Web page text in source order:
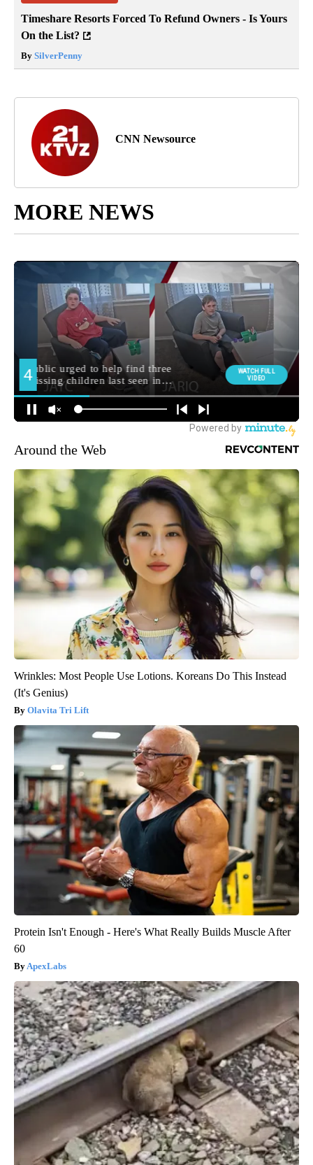
Timeshare Resorts Forced To Refund Owners - Is Yours
On the List?
By SilverPenny
CNN Newsource
MORE NEWS
Around the Web
Wrinkles: Most People Use Lotions. Koreans Do This Instead
(It's Genius)
Olavita Tri Lift
Protein Isn't Enough - Here's What Really Builds Muscle After
60
ApexLabs